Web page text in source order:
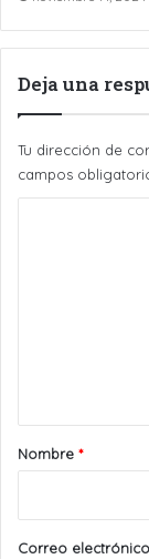
Deja una
Tu dirección de
campos
r
*
Nombre *
Correo electrónico